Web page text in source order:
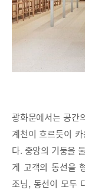
광화문에서는 공간
계천이 흐르듯이
다. 중앙의 기둥을
게 고객의 동선을
조닝, 동선이 모두